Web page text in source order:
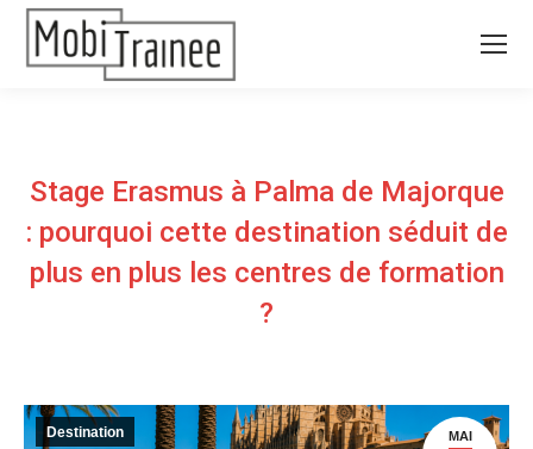
Stage Erasmus à Palma de Majorque
: pourquoi cette destination séduit de
plus en plus les centres de formation
?
MAI
Destination